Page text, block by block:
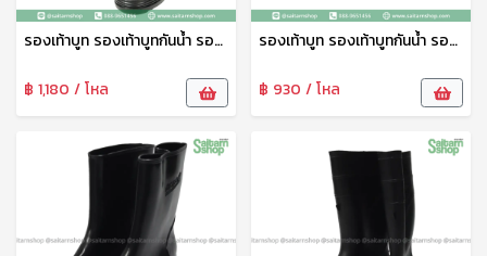
รองเท้าบูท รองเท้าบูทกันน้ำ รองเท้าทำสวน รองเท้าบูทสูง 14 นิ้ว No.A1090 arrow star
฿ 1,180 / โหล
รองเท้าบูท รองเท้าบูทกันน้ำ รองเท้าทำสวน รองเท้าบูทสูง 12.5 นิ้ว สีดำ No.A3000 arrow star
฿ 930 / โหล